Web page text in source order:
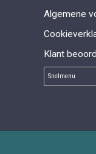
Algemene
Klant